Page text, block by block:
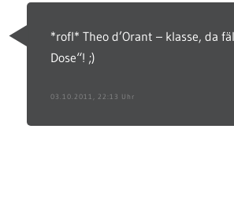
*rofl* Theo d’Orant – klasse, da
Dose“! ;)
03.10.2011, 22:13 Uhr